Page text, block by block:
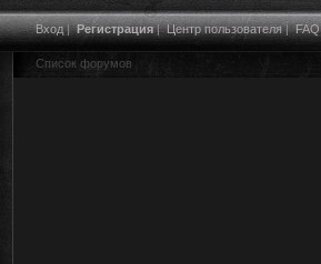
Вход|Регистрация|Центр пользователя|FAQ
Список форумов